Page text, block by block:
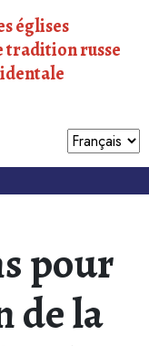
églises
tradition russe
pour
de la